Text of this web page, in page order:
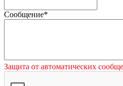
Сообщение*
Защита от автоматических